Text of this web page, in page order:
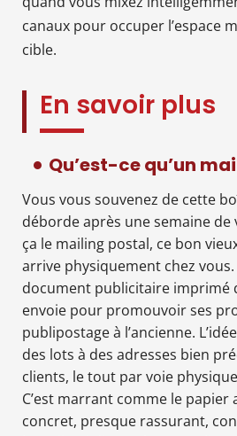
canaux pour occuper l’espace
cible.
En savoir plus
Qu’est-ce qu’un
Vous vous souvenez de cette
déborde après une semaine de
ça le mailing postal, ce bon
arrive physiquement chez vous.
document publicitaire imprimé
envoie pour promouvoir ses
publipostage à l’ancienne.
des lots à des adresses bien
clients, le tout par voie
C’est marrant comme le papier
concret, presque rassurant,